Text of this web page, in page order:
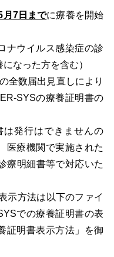
月7日までに療養を開始
ナウイルス感染症の診
なった方を含む）
全数届出見直しにより
SYSの療養証明書の
発行はできませんの
医療機関で実施された
療明細書等で対応いた
示方法は以下のファイ
での療養証明書の表
証明書表示方法」を御